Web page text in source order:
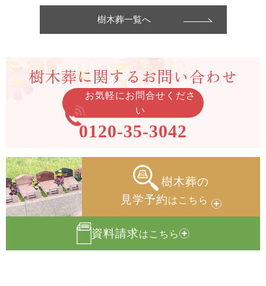
樹木葬一覧へ
樹木葬に関する お問い合わせ
お気軽にお問合せくださ
い
0120-35-3042
樹木葬の
見学予約はこちら
資料請求はこちら